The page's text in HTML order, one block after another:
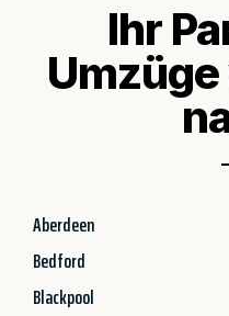
Ihr
Aberdeen
Bedford
Blackpool